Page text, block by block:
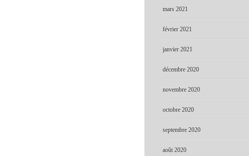
mars 2021
février 2021
janvier 2021
décembre 2020
novembre 2020
octobre 2020
septembre 2020
août 2020